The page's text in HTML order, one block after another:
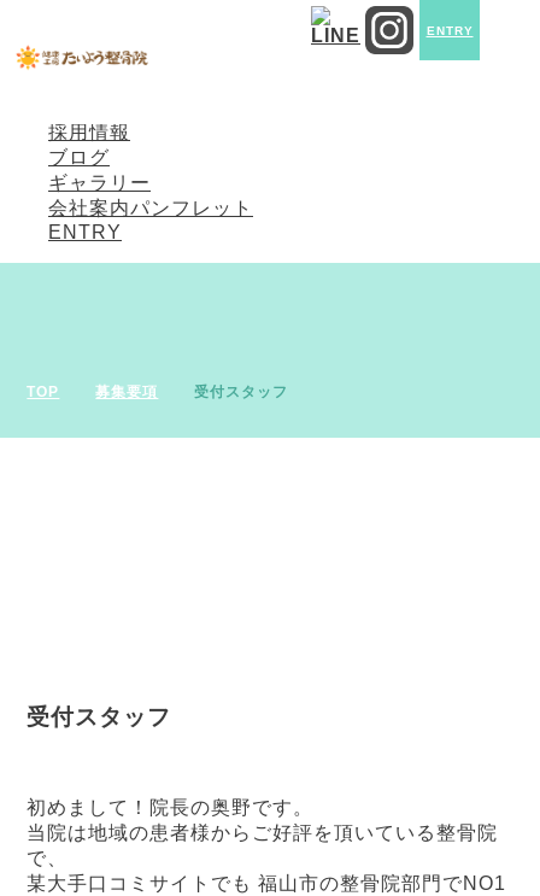
当院でのお仕事
採用情報
ブログ
ギャラリー
会社案内パンフレット
ENTRY
ENTRY
TOP 募集要項 受付スタッフ
受付スタッフ
初めまして！院長の奥野です。
当院は地域の患者様からご好評を頂いている整骨院
で、
某大手口コミサイトでも 福山市の整骨院部門でNO1